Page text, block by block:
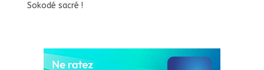
Sokodé sacré !